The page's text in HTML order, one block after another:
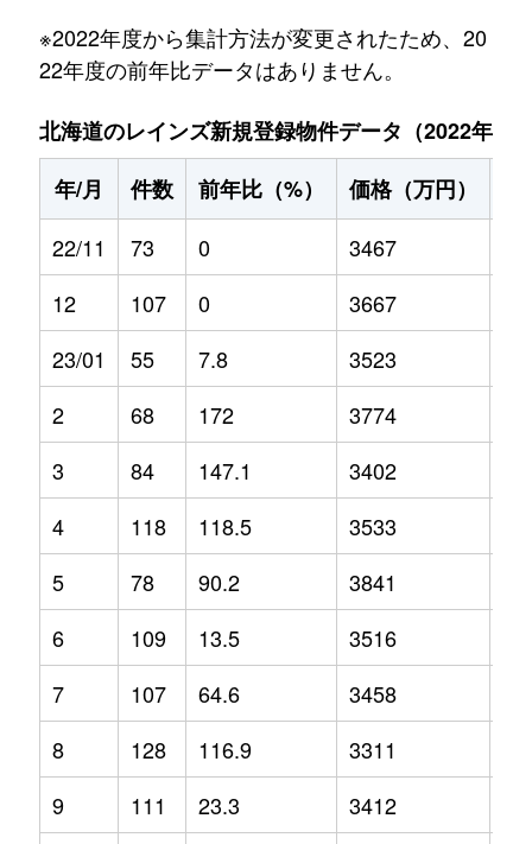
※2022年度から集計方法が変更されたため、20
22年度の前年比データはありません。
北海道のレインズ新規登録物件データ（2022年11
年/月
件数 前年比（%） 価格（万円）
22/11
73 0 3467
12
107 0 3667
23/01
55 7.8 3523
2
68 172 3774
3
84 147.1 3402
4
118 118.5 3533
5
78 90.2 3841
6
109 13.5 3516
7
107 64.6 3458
8
128 116.9 3311
9
111 23.3 3412